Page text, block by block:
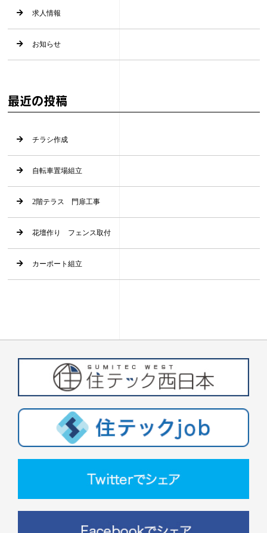
求人情報
お知らせ
最近の投稿
チラシ作成
自転車置場組立
2階テラス 門扉工事
花壇作り フェンス取付
カーポート組立